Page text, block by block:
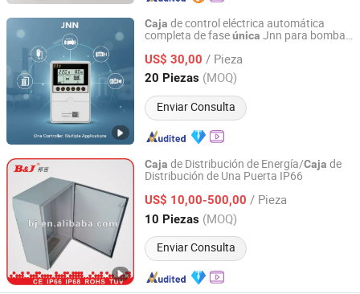
Caja de control eléctrica automática
completa de faseúnica Jnn para bombas
profundos
US$ 30,00 / Pieza
20 Piezas (MOQ)
Enviar Consulta
Shanghai Winning Electric Co., Ltd.
Shanghai, China Desde 2021
Caja de Distribución de Energía/Caja de
Distribución de Una Puerta IP66
US$ 10,00-500,00 / Pieza
10 Piezas (MOQ)
Enviar Consulta
Zhejiang B&J Electrical Co., Ltd.
Zhejiang, China Desde 2009